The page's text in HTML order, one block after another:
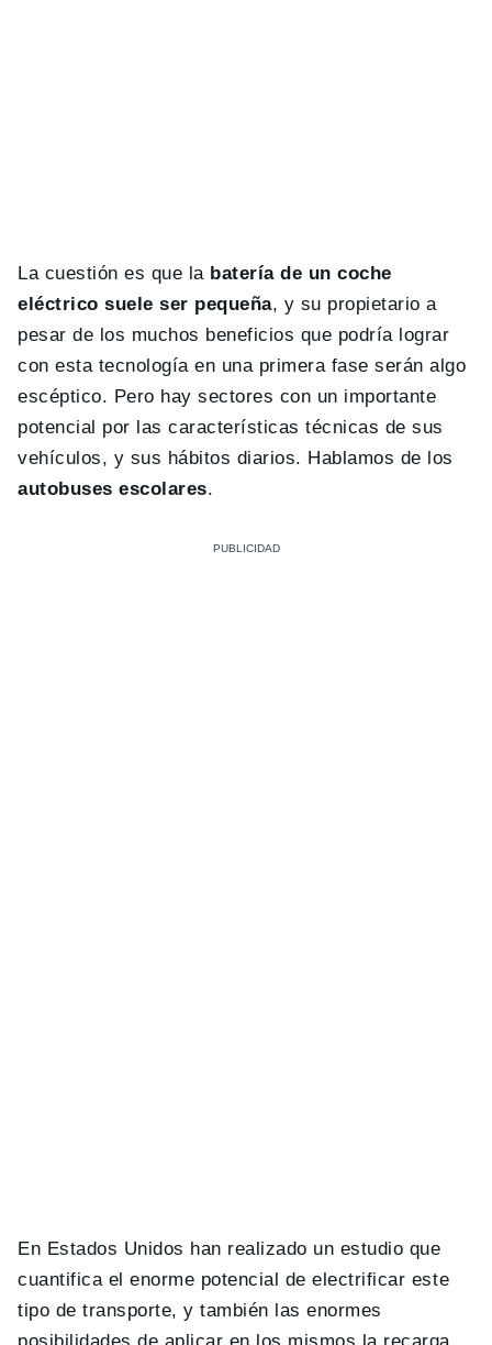
La cuestión es que labatería de un coche
eléctrico suele ser pequeña, y su propietario a
pesar de los muchos beneficios que podría lograr
con esta tecnología en una primera fase serán algo
escéptico. Pero hay sectores con un importante
potencial por las características técnicas de sus
vehículos, y sus hábitos diarios. Hablamos de los
autobuses escolares.
En Estados Unidos han realizado un estudio que
cuantifica el enorme potencial de electrificar este
tipo de transporte, y también las enormes